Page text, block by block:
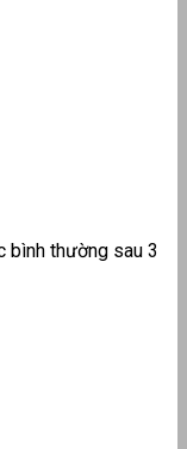
bình thường sau 3